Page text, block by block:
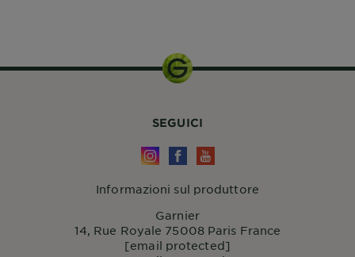
SEGUICI
Informazioni sul produttore
Garnier
14, Rue Royale 75008 Paris France
[email protected]